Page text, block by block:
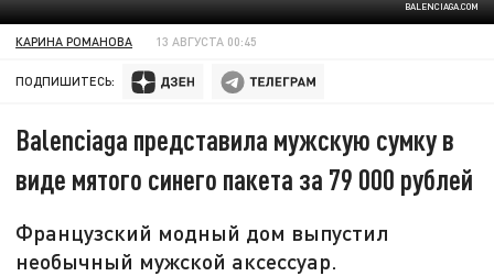
BALENCIAGA.COM
КАРИНА РОМАНОВА 13 АВГУСТА 00:45
ПОДПИШИТЕСЬ:
Balenciaga представила мужскую сумку в
виде мятого синего пакета за 79 000 рублей
Французский модный дом выпустил
необычный мужской аксессуар.